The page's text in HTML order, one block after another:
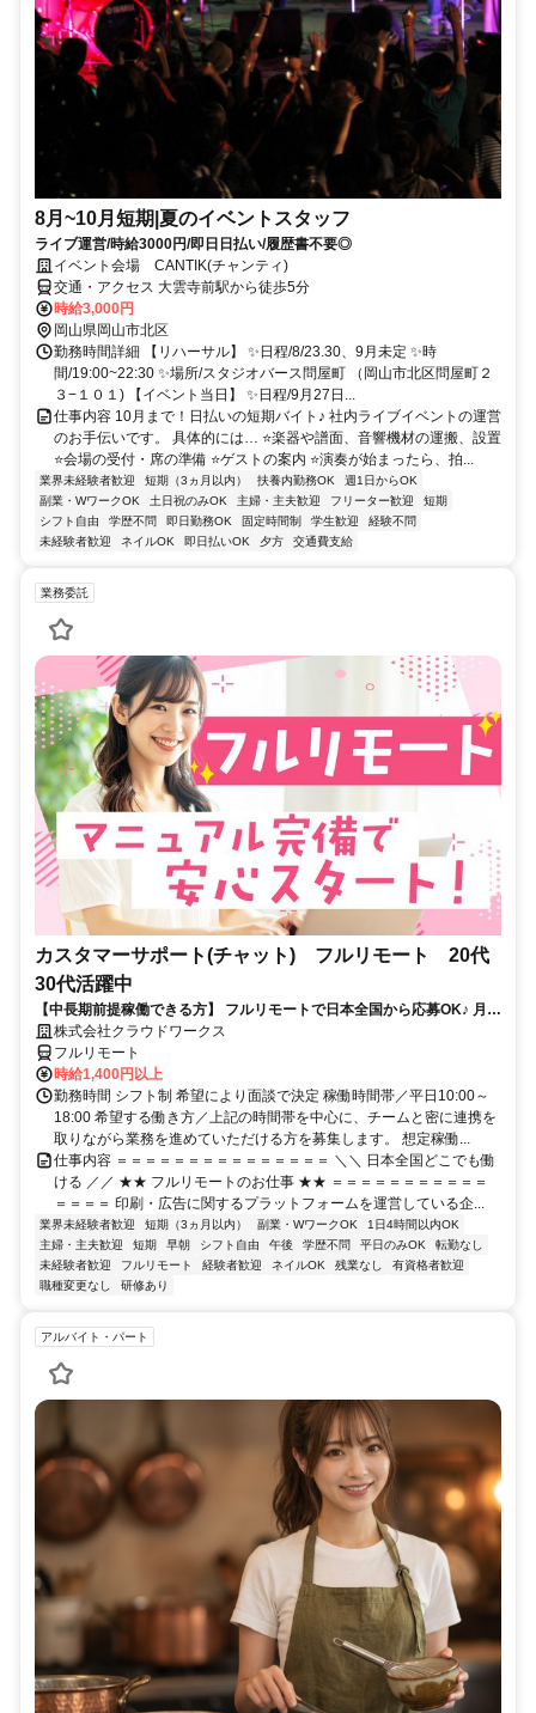
8月~10月短期|夏のイベントスタッフ
ライブ運営/時給3000円/即日日払い/履歴書不要◎
イベント会場 CANTIK(チャンティ)
交通・アクセス 大雲寺前駅から徒歩5分
時給3,000円
岡山県岡山市北区
勤務時間詳細 【リハーサル】 ✨日程/8/23.30、9月未定 ✨時
間/19:00~22:30 ✨場所/スタジオバース問屋町 （岡山市北区問屋町２
３−１０１) 【イベント当日】 ✨日程/9月27日...
仕事内容 10月まで！日払いの短期バイト♪ 社内ライブイベントの運営
のお手伝いです。 具体的には… ⭐楽器や譜面、音響機材の運搬、設置
⭐会場の受付・席の準備 ⭐ゲストの案内 ⭐演奏が始まったら、拍...
業界未経験者歓迎 短期（3ヵ月以内） 扶養内勤務OK
週1日からOK
副業・WワークOK
土日祝のみOK 主婦・主夫歓迎 フリーター歓迎
短期
シフト自由
学歴不問 即日勤務OK 固定時間制 学生歓迎
経験不問
未経験者歓迎
ネイルOK 即日払いOK 夕方 交通費支給
業務委託
カスタマーサポート(チャット) フルリモート 20代
30代活躍中
【中長期前提稼働できる方】 フルリモートで日本全国から応募OK♪ 月稼
働120時間で安定収入！
株式会社クラウドワークス
フルリモート
時給1,400円以上
勤務時間 シフト制 希望により面談で決定 稼働時間帯／平日10:00～
18:00 希望する働き方／上記の時間帯を中心に、チームと密に連携を
取りながら業務を進めていただける方を募集します。 想定稼働...
仕事内容 ＝＝＝＝＝＝＝＝＝＝＝＝＝＝＝ ＼＼ 日本全国どこでも働
ける ／／ ★★ フルリモートのお仕事 ★★ ＝＝＝＝＝＝＝＝＝＝＝
＝＝＝＝ 印刷・広告に関するプラットフォームを運営している企...
業界未経験者歓迎 短期（3ヵ月以内） 副業・WワークOK
1日4時間以内OK
主婦・主夫歓迎
短期 早朝 シフト自由 午後 学歴不問 平日のみOK
転勤なし
未経験者歓迎
フルリモート 経験者歓迎 ネイルOK 残業なし
有資格者歓迎
職種変更なし
研修あり
アルバイト・パート